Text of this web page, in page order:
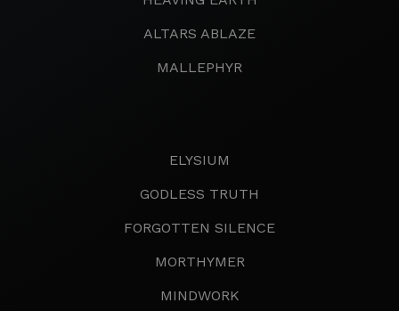
ALTARS ABLAZE
MALLEPHYR
ELYSIUM
GODLESS TRUTH
FORGOTTEN SILENCE
MORTHYMER
MINDWORK